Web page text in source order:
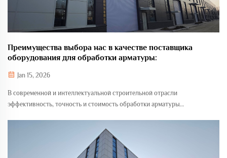
Преимущества выбора нас в качестве поставщика
оборудования для обработки арматуры:
Jan 15, 2026
В современной и интеллектуальной строительной отрасли
эффективность, точность и стоимость обработки арматуры
Выбор надежного поставщика оборудования является ключевым